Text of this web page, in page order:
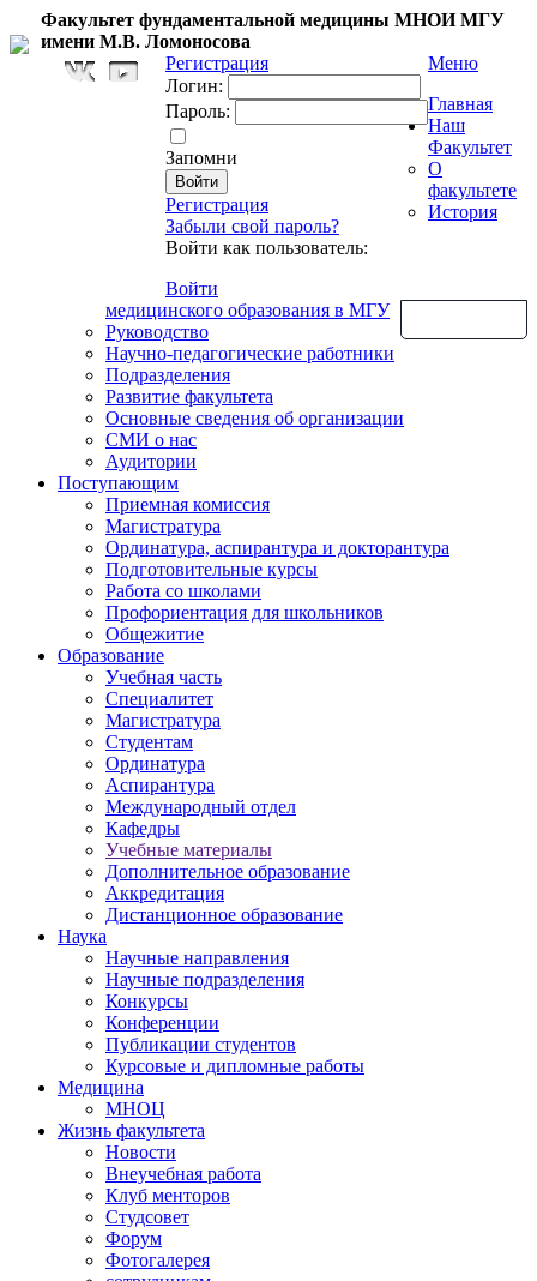
Факультет фундаментальной медицины МНОИ МГУ
имени М.В. Ломоносова
Регистрация
Логин:
Пароль:
Запомни
Регистрация
Забыли свой пароль?
Войти как пользователь:
Войти
Меню
Главная
Наш
Факультет
О
факультете
История
медицинского образования в МГУ
Руководство
Научно-педагогические работники
Подразделения
Развитие факультета
Основные сведения об организации
СМИ о нас
Аудитории
Поступающим
Приемная комиссия
Магистратура
Ординатура, аспирантура и докторантура
Подготовительные курсы
Работа со школами
Профориентация для школьников
Общежитие
Образование
Учебная часть
Специалитет
Магистратура
Студентам
Ординатура
Аспирантура
Международный отдел
Кафедры
Учебные материалы
Дополнительное образование
Аккредитация
Дистанционное образование
Наука
Научные направления
Научные подразделения
Конкурсы
Конференции
Публикации студентов
Курсовые и дипломные работы
Медицина
МНОЦ
Жизнь факультета
Новости
Внеучебная работа
Клуб менторов
Студсовет
Форум
Фотогалерея